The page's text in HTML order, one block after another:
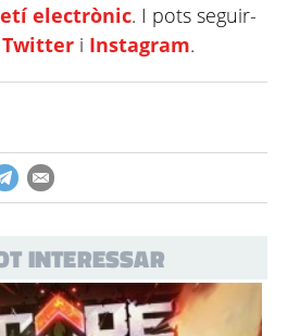
electrònic. I pots seguir-
Twitter i Instagram.
INTERESSAR